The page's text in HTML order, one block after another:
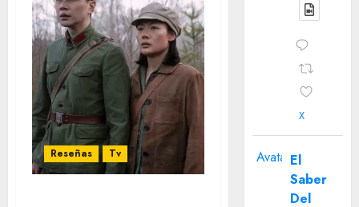
Reseñas Tv
X
Avatar El
Saber
Del